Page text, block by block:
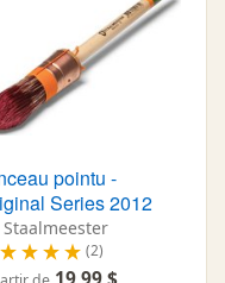
pointu -
Series 2012
(2)